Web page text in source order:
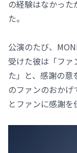
の経験はなかっ
た。
公演のたび、
受けた彼は「ファ
た」と、感謝の
のファンのおかげ
とファンに感謝を